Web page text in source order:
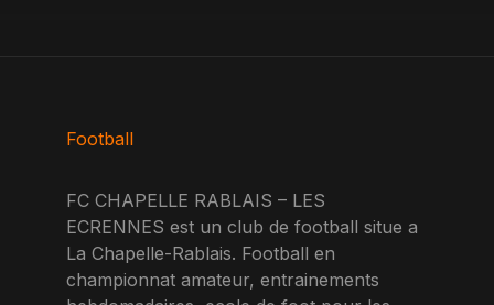
Football
FC CHAPELLE RABLAIS – LES
ECRENNES est un club de football situe a
La Chapelle-Rablais. Football en
championnat amateur, entrainements